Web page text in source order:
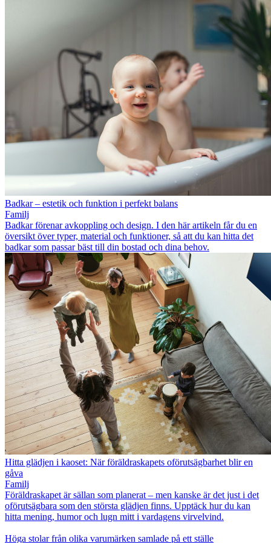
Badkar – estetik och funktion i perfekt balans
Familj
Badkar förenar avkoppling och design. I den här artikeln får du en
översikt över typer, material och funktioner, så att du kan hitta det
badkar som passar bäst till din bostad och dina behov.
Hitta glädjen i kaoset: När föräldraskapets oförutsägbarhet blir en
gåva
Familj
Föräldraskapet är sällan som planerat – men kanske är det just i det
oförutsägbara som den största glädjen finns. Upptäck hur du kan
hitta mening, humor och lugn mitt i vardagens virvelvind.
Höga stolar från olika varumärken samlade på ett ställe